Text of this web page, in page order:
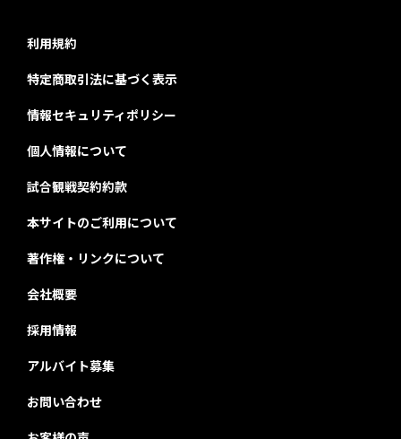
利用規約
特定商取引法に基づく表示
情報セキュリティポリシー
個人情報について
試合観戦契約約款
本サイトのご利用について
著作権・リンクについて
会社概要
採用情報
アルバイト募集
お問い合わせ